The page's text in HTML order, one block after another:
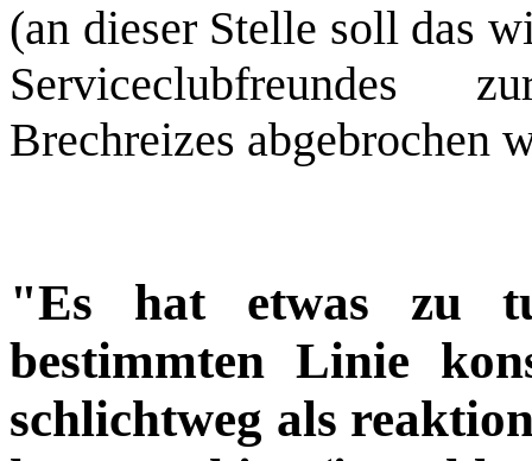
(an dieser Stelle soll das
Serviceclubfreundes
Brechreizes abgebrochen
"Es hat etwas zu
bestimmten Linie
schlichtweg als